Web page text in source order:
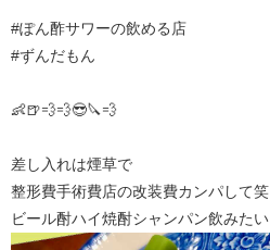
#ぽん酢サワーの飲める店
#ずんだもん
👶🍺💨💨😎🔪💨
差し入れは煙草で
整形費手術費店の改装費カンパして笑
ビール酎ハイ焼酎シャンパン飲みたい